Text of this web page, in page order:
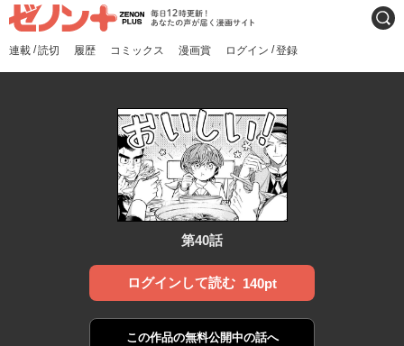
ゼノンプラス
毎日12時更新！あなたの声
が届く漫画サイト
連載 /読切 履歴 コミックス 漫画賞 ログイン /登録
検索
第40話
ログインして読む 140pt
この作品の無料公開中の話へ